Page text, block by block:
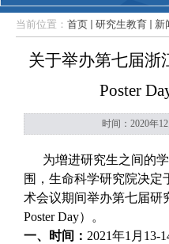
当前位置： 首页 研究生教育 新
关于举办第七届浙
Poster
时间：2020年
为增进研究生之间的学
围，生命科学研究院决定
术会议期间举办第七届研
Poster Day）。
一、
时间： 2021年1月 13-